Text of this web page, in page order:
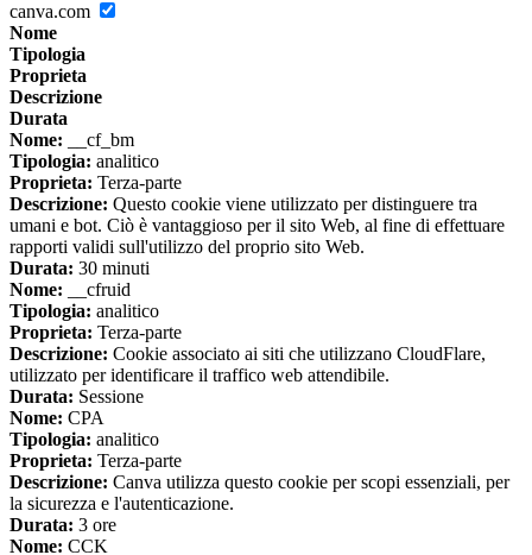
canva.com
Nome
Tipologia
Proprieta
Descrizione
Durata
Nome: __cf_bm
Tipologia: analitico
Proprieta: Terza-parte
Descrizione: Questo cookie viene utilizzato per distinguere tra
umani e bot. Ciò è vantaggioso per il sito Web, al fine di effettuare
rapporti validi sull'utilizzo del proprio sito Web.
Durata: 30 minuti
Nome: __cfruid
Tipologia: analitico
Proprieta: Terza-parte
Descrizione: Cookie associato ai siti che utilizzano CloudFlare,
utilizzato per identificare il traffico web attendibile.
Durata: Sessione
Nome: CPA
Tipologia: analitico
Proprieta: Terza-parte
Descrizione: Canva utilizza questo cookie per scopi essenziali, per
la sicurezza e l'autenticazione.
Durata: 3 ore
Nome: CCK